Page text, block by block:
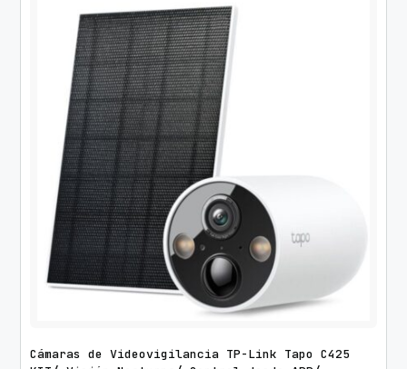
Cámaras de Videovigilancia TP-Link Tapo C425